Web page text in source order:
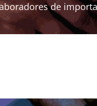
de